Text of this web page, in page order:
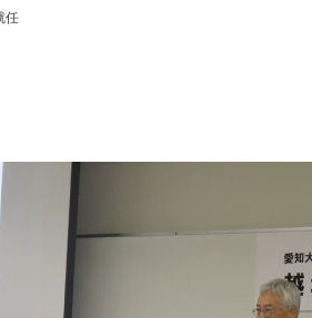
任